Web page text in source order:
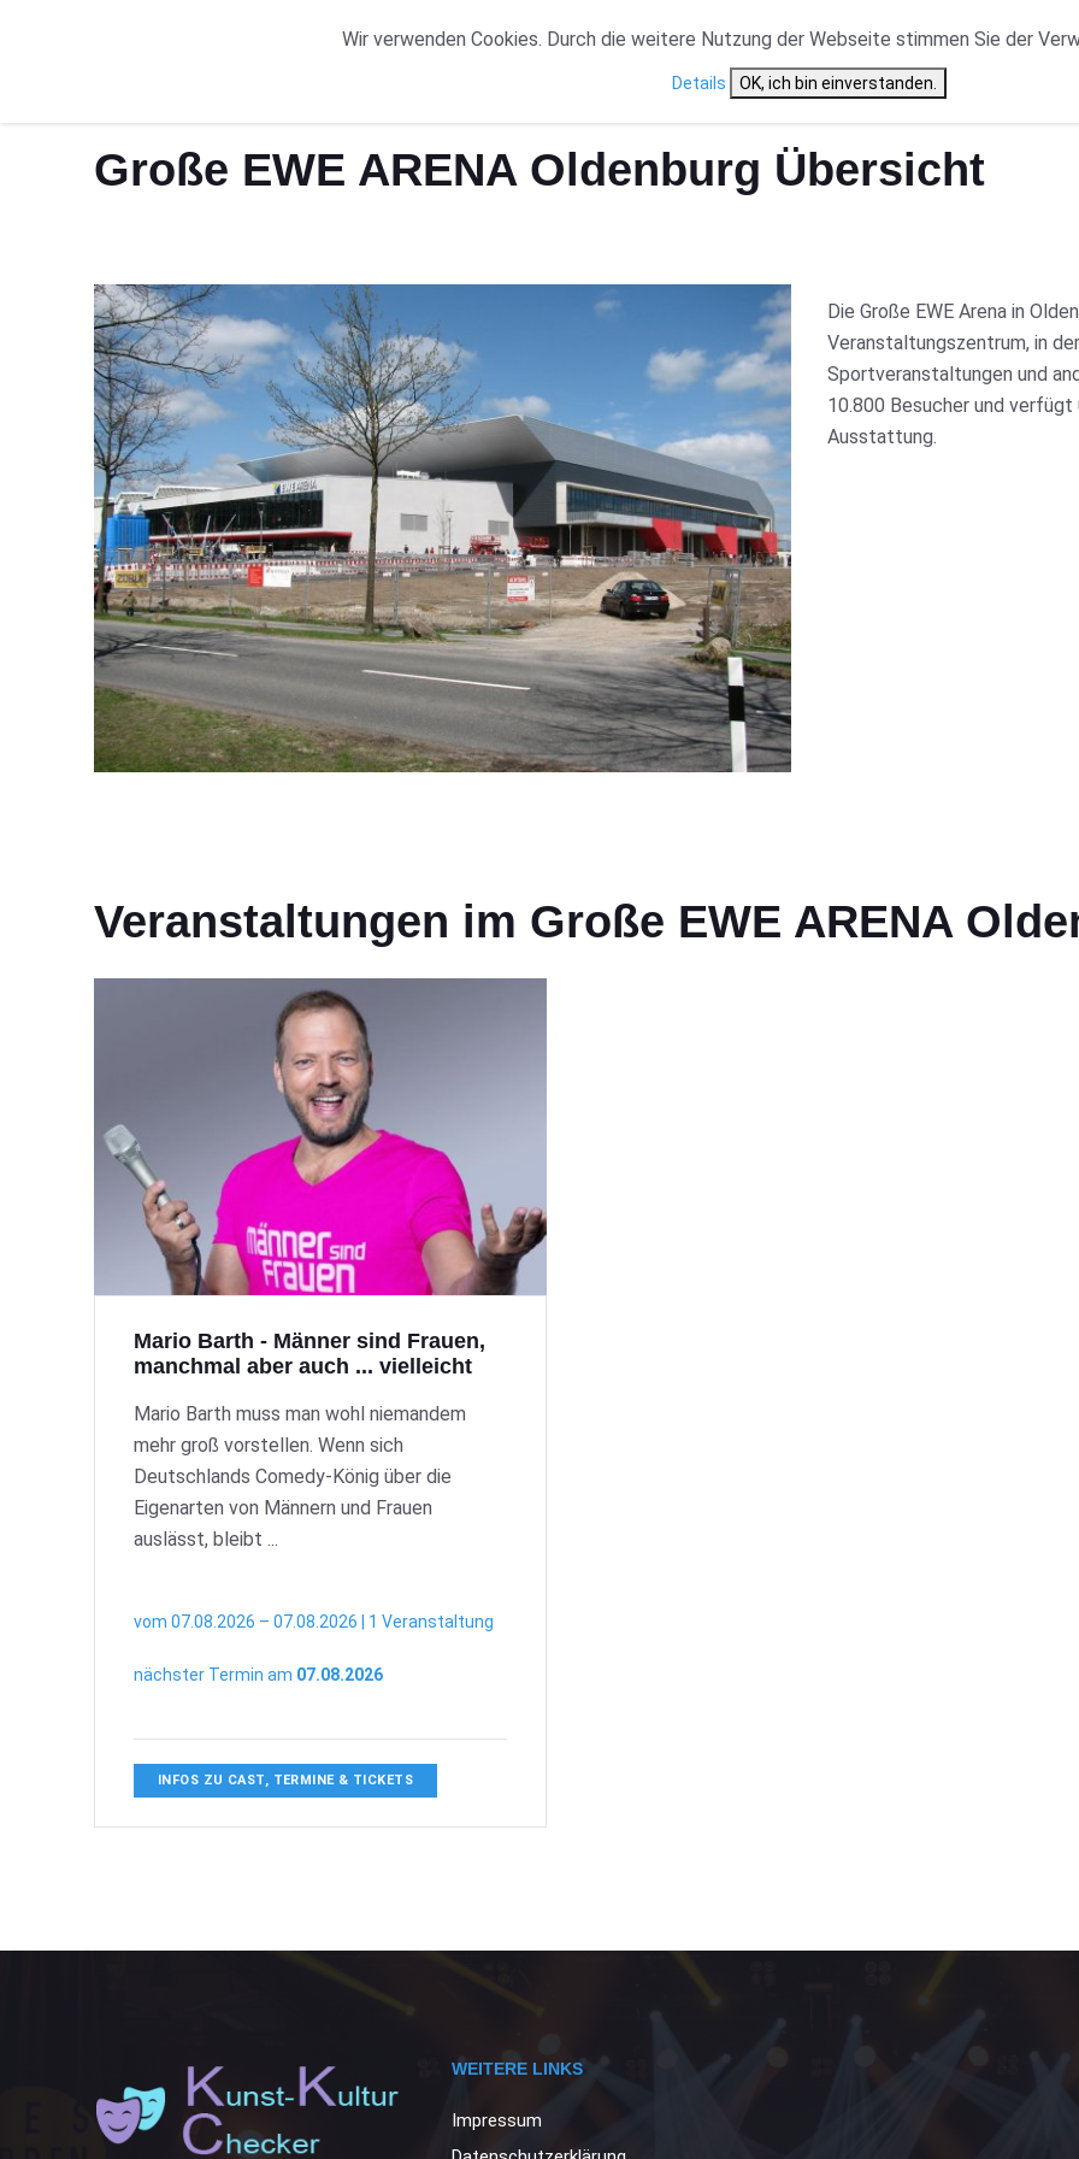
START ORTE VERANSTALTUNGSTYP NEWS CAST ÜBERSICHT
Große EWE ARENA Oldenburg Übersicht
Die Große EWE Arena in
Veranstaltungszentrum, in
Sportveranstaltungen und
10.800 Besucher und verfügt
Ausstattung.
Veranstaltungen im Große EWE ARENA
Mario Barth - Männer sind Frauen,
manchmal aber auch ... vielleicht
Mario Barth muss man wohl niemandem
mehr groß vorstellen. Wenn sich
Deutschlands Comedy-König über die
Eigenarten von Männern und Frauen
auslässt, bleibt ...
vom 07.08.2026 – 07.08.2026 | 1 Veranstaltung
nächster Termin am 07.08.2026
INFOS ZU CAST, TERMINE & TICKETS
WEITERE LINKS
Impressum
Wir verwenden Cookies. Durch die weitere Nutzung der Webseite stimmen Sie der
Details OK, ich bin einverstanden.